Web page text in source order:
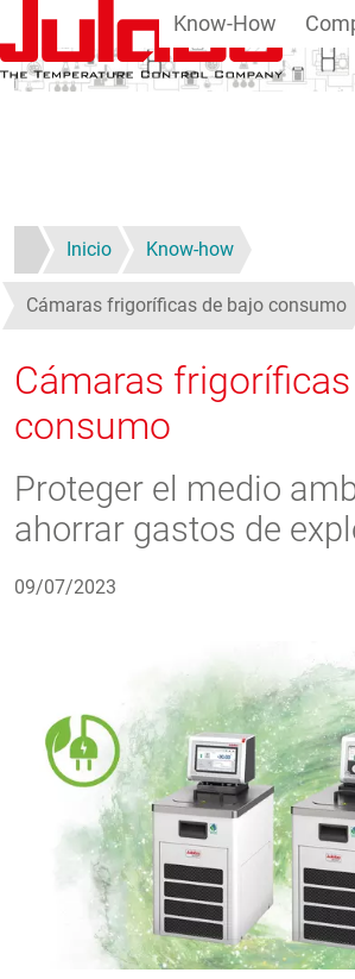
Pasar al contenido principal
Know-How
Inicio Know-how
Cámaras frigoríficas de bajo consumo
Cámaras
consumo
Proteger el medio
ahorrar gastos de
09/07/2023